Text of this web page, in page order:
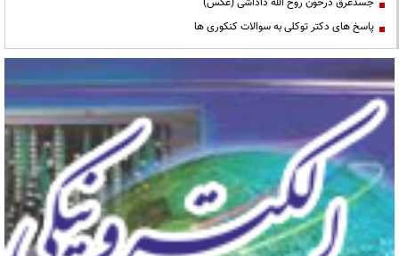
پاسخ های دکتر توکلی به سوالات کنکوری ها